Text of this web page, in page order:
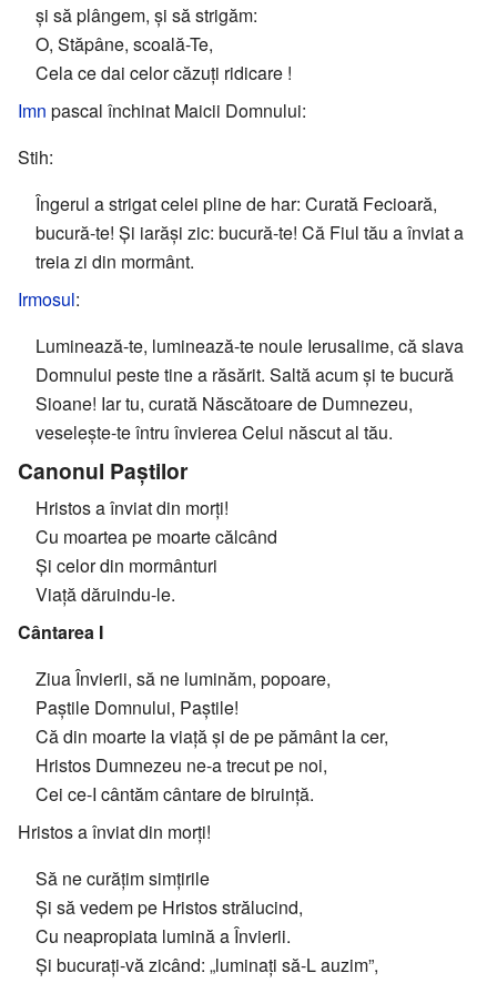
și să plângem, și să strigăm:
O, Stăpâne, scoală-Te,
Cela ce dai celor căzuți ridicare !
Imn pascal închinat Maicii Domnului:
Stih:
Îngerul a strigat celei pline de har: Curată Fecioară,
bucură-te! Și iarăși zic: bucură-te! Că Fiul tău a înviat a
treia zi din mormânt.
Irmosul:
Luminează-te, luminează-te noule Ierusalime, că slava
Domnului peste tine a răsărit. Saltă acum și te bucură
Sioane! Iar tu, curată Născătoare de Dumnezeu,
veselește-te întru învierea Celui născut al tău.
Canonul Paștilor
Hristos a înviat din morți!
Cu moartea pe moarte călcând
Și celor din mormânturi
Viață dăruindu-le.
Cântarea I
Ziua Învierii, să ne luminăm, popoare,
Paștile Domnului, Paștile!
Că din moarte la viață și de pe pământ la cer,
Hristos Dumnezeu ne-a trecut pe noi,
Cei ce-I cântăm cântare de biruință.
Hristos a înviat din morți!
Să ne curățim simțirile
Și să vedem pe Hristos strălucind,
Cu neapropiata lumină a Învierii.
Și bucurați-vă zicând: „luminați să-L auzim”,